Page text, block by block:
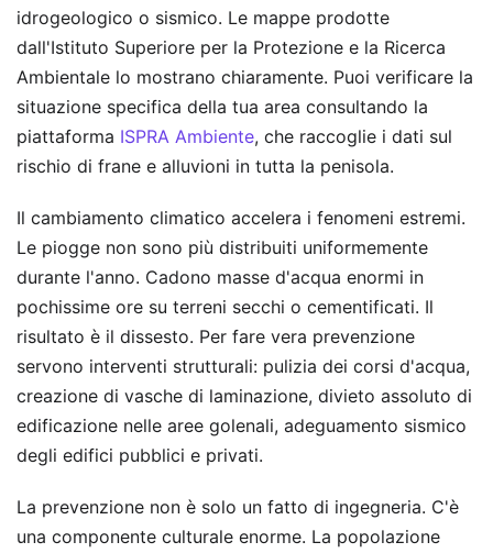
idrogeologico o sismico. Le mappe prodotte
dall'Istituto Superiore per la Protezione e la Ricerca
Ambientale lo mostrano chiaramente. Puoi verificare la
situazione specifica della tua area consultando la
piattaforma ISPRA Ambiente, che raccoglie i dati sul
rischio di frane e alluvioni in tutta la penisola.
Il cambiamento climatico accelera i fenomeni estremi.
Le piogge non sono più distribuiti uniformemente
durante l'anno. Cadono masse d'acqua enormi in
pochissime ore su terreni secchi o cementificati. Il
risultato è il dissesto. Per fare vera prevenzione
servono interventi strutturali: pulizia dei corsi d'acqua,
creazione di vasche di laminazione, divieto assoluto di
edificazione nelle aree golenali, adeguamento sismico
degli edifici pubblici e privati.
La prevenzione non è solo un fatto di ingegneria. C'è
una componente culturale enorme. La popolazione